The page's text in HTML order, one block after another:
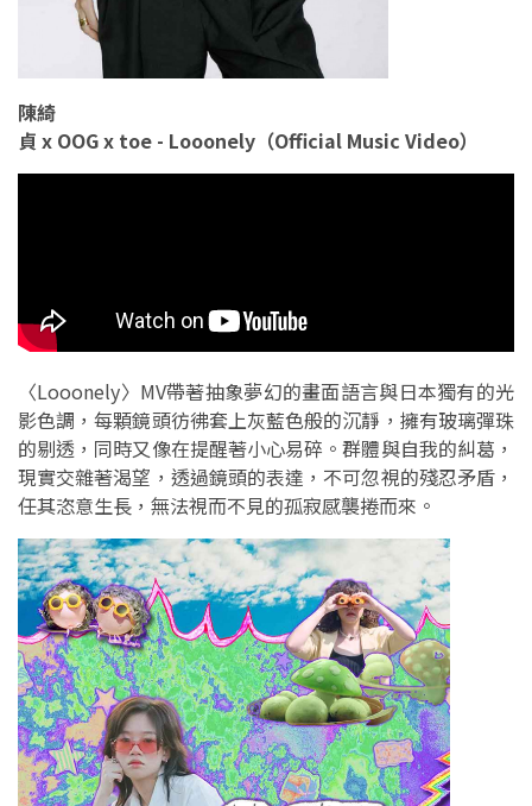
陳綺
貞 x OOG x toe - Looonely（Official Music Video）
〈Looonely〉MV帶著抽象夢幻的畫面語言與日本獨有的光
影色調，每顆鏡頭彷彿套上灰藍色般的沉靜，擁有玻璃彈珠
的剔透，同時又像在提醒著小心易碎。群體與自我的糾葛，
現實交雜著渴望，透過鏡頭的表達，不可忽視的殘忍矛盾，
任其恣意生長，無法視而不見的孤寂感襲捲而來。